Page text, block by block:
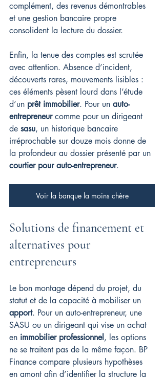
complément, des revenus démontrables
et une gestion bancaire propre
consolident la lecture du dossier.
Enfin, la tenue des comptes est scrutée
avec attention. Absence d’incident,
découverts rares, mouvements lisibles :
ces éléments pèsent lourd dans l’étude
d’un prêt immobilier. Pour un auto-
entrepreneur comme pour un dirigeant
de sasu, un historique bancaire
irréprochable sur douze mois donne de
la profondeur au dossier présenté par un
courtier pour auto-entrepreneur.
Voir la banque la moins chère
Solutions de financement et
alternatives pour
entrepreneurs
Le bon montage dépend du projet, du
statut et de la capacité à mobiliser un
apport. Pour un auto-entrepreneur, une
SASU ou un dirigeant qui vise un achat
en immobilier professionnel , les options
ne se traitent pas de la même façon. BP
Finance compare plusieurs hypothèses
en amont afin d’identifier la structure la